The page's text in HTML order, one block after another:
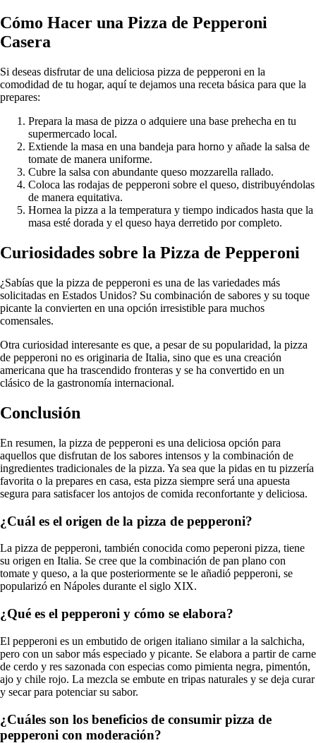
Cómo Hacer una Pizza de Pepperoni
Casera
Si deseas disfrutar de una deliciosa pizza de pepperoni en la
comodidad de tu hogar, aquí te dejamos una receta básica para que la
prepares:
Prepara la masa de pizza o adquiere una base prehecha en tu
supermercado local.
Extiende la masa en una bandeja para horno y añade la salsa de
tomate de manera uniforme.
Cubre la salsa con abundante queso mozzarella rallado.
Coloca las rodajas de pepperoni sobre el queso, distribuyéndolas
de manera equitativa.
Hornea la pizza a la temperatura y tiempo indicados hasta que la
masa esté dorada y el queso haya derretido por completo.
Curiosidades sobre la Pizza de Pepperoni
¿Sabías que la pizza de pepperoni es una de las variedades más
solicitadas en Estados Unidos? Su combinación de sabores y su toque
picante la convierten en una opción irresistible para muchos
comensales.
Otra curiosidad interesante es que, a pesar de su popularidad, la pizza
de pepperoni no es originaria de Italia, sino que es una creación
americana que ha trascendido fronteras y se ha convertido en un
clásico de la gastronomía internacional.
Conclusión
En resumen, la pizza de pepperoni es una deliciosa opción para
aquellos que disfrutan de los sabores intensos y la combinación de
ingredientes tradicionales de la pizza. Ya sea que la pidas en tu pizzería
favorita o la prepares en casa, esta pizza siempre será una apuesta
segura para satisfacer los antojos de comida reconfortante y deliciosa.
¿Cuál es el origen de la pizza de pepperoni?
La pizza de pepperoni, también conocida como peperoni pizza, tiene
su origen en Italia. Se cree que la combinación de pan plano con
tomate y queso, a la que posteriormente se le añadió pepperoni, se
popularizó en Nápoles durante el siglo XIX.
¿Qué es el pepperoni y cómo se elabora?
El pepperoni es un embutido de origen italiano similar a la salchicha,
pero con un sabor más especiado y picante. Se elabora a partir de carne
de cerdo y res sazonada con especias como pimienta negra, pimentón,
ajo y chile rojo. La mezcla se embute en tripas naturales y se deja curar
y secar para potenciar su sabor.
¿Cuáles son los beneficios de consumir pizza de
pepperoni con moderación?